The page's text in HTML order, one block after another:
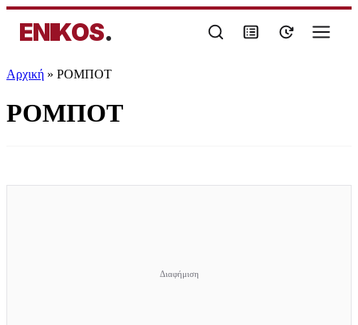
ENIKOS.
Αρχική » ΡΟΜΠΟΤ
ΡΟΜΠΟΤ